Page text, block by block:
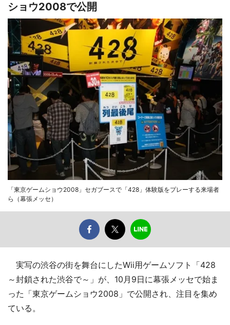
ショウ2008で公開
「東京ゲームショウ2008」セガブースで「428」体験版をプレーする来場者
ら（幕張メッセ）
実写の渋谷の街を舞台にしたWii用ゲームソフト「428
～封鎖された渋谷で～」が、10月9日に幕張メッセで始ま
った「東京ゲームショウ2008」で公開され、注目を集め
ている。